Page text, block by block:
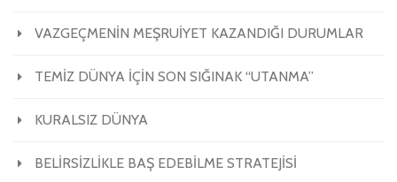
VAZGEÇMENİN MEŞRUİYET KAZANDIĞI DURUMLAR
TEMİZ DÜNYA İÇİN SON SIĞINAK “UTANMA”
KURALSIZ DÜNYA
BELİRSİZLİKLE BAŞ EDEBİLME STRATEJİSİ